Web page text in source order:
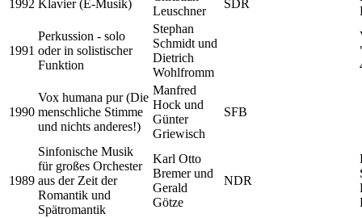
1992 Klavier (E-Musik)
Leuschner
SDR
1991
Perkussion - solo
oder in solistischer
Funktion
Stephan
Schmidt und
Dietrich
Wohlfromm
1990
Vox humana pur (Die
menschliche Stimme
und nichts anderes!)
Manfred
Hock und
Günter
Griewisch
SFB
1989
Sinfonische Musik
für großes Orchester
aus der Zeit der
Romantik und
Spätromantik
Karl Otto
Bremer und
Gerald
Götze
NDR